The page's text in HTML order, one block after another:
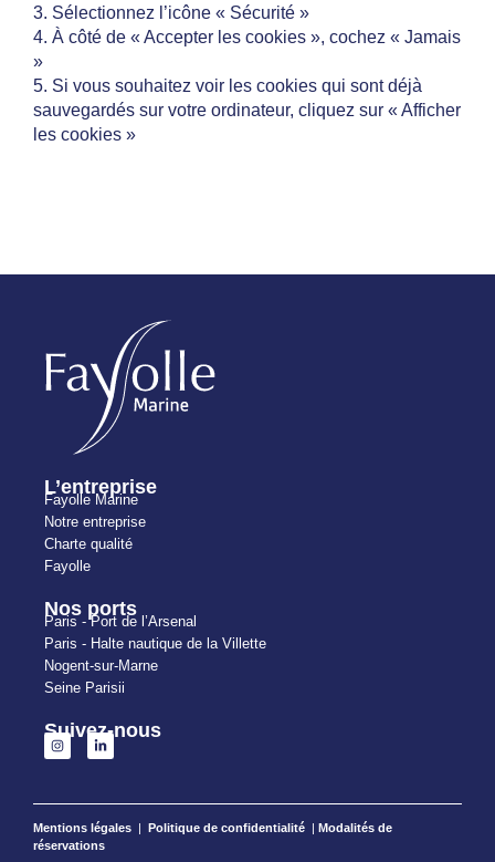
3. Sélectionnez l’icône « Sécurité »
4. À côté de « Accepter les cookies », cochez « Jamais
»
5. Si vous souhaitez voir les cookies qui sont déjà
sauvegardés sur votre ordinateur, cliquez sur « Afficher
les cookies »
L’entreprise
Fayolle Marine
Notre entreprise
Charte qualité
Fayolle
Nos ports
Paris - Port de l’Arsenal
Paris - Halte nautique de la Villette
Nogent-sur-Marne
Seine Parisii
Suivez-nous
Mentions légales | Politique de confidentialité | Modalités de
réservations